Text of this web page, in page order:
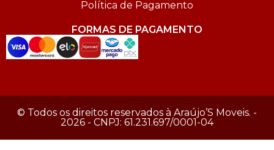
Política de Pagamento
FORMAS DE PAGAMENTO
© Todos os direitos reservados à Araújo’S Moveis. -
2026 - CNPJ: 61.231.697/0001-04